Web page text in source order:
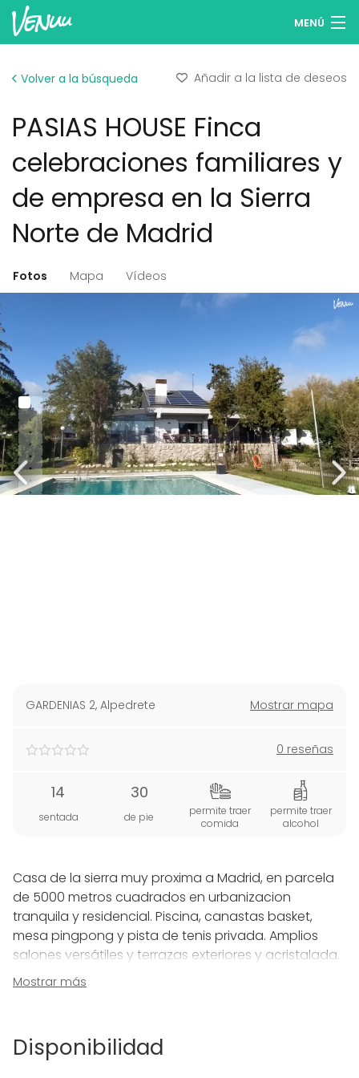
MENÚ
Iniciar sesión
Español
Publicar tu espacio
Volver a la búsqueda Añadir a la lista de deseos
PASIAS HOUSE Finca
celebraciones familiares y
de empresa en la Sierra
Norte de Madrid
Fotos Mapa Vídeos
GARDENIAS 2, Alpedrete Mostrar mapa
0 reseñas
14
sentada
30
de pie
permite traer
comida
permite traer
alcohol
Casa de la sierra muy proxima a Madrid, en parcela
de 5000 metros cuadrados en urbanizacion
tranquila y residencial. Piscina, canastas basket,
mesa pingpong y pista de tenis privada. Amplios
salones versátiles y terrazas exteriores y acristalada.
6 habitaciones dobles, 3 baños completos y 1 aseo.
barbacoa con mesa de hasta 30 comensales. En el
Mostrar más
Disponibilidad